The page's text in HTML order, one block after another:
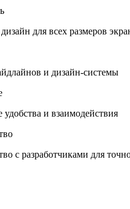
для всех размеров
и дизайн-системы
удобства и взаимодействия
с разработчиками для